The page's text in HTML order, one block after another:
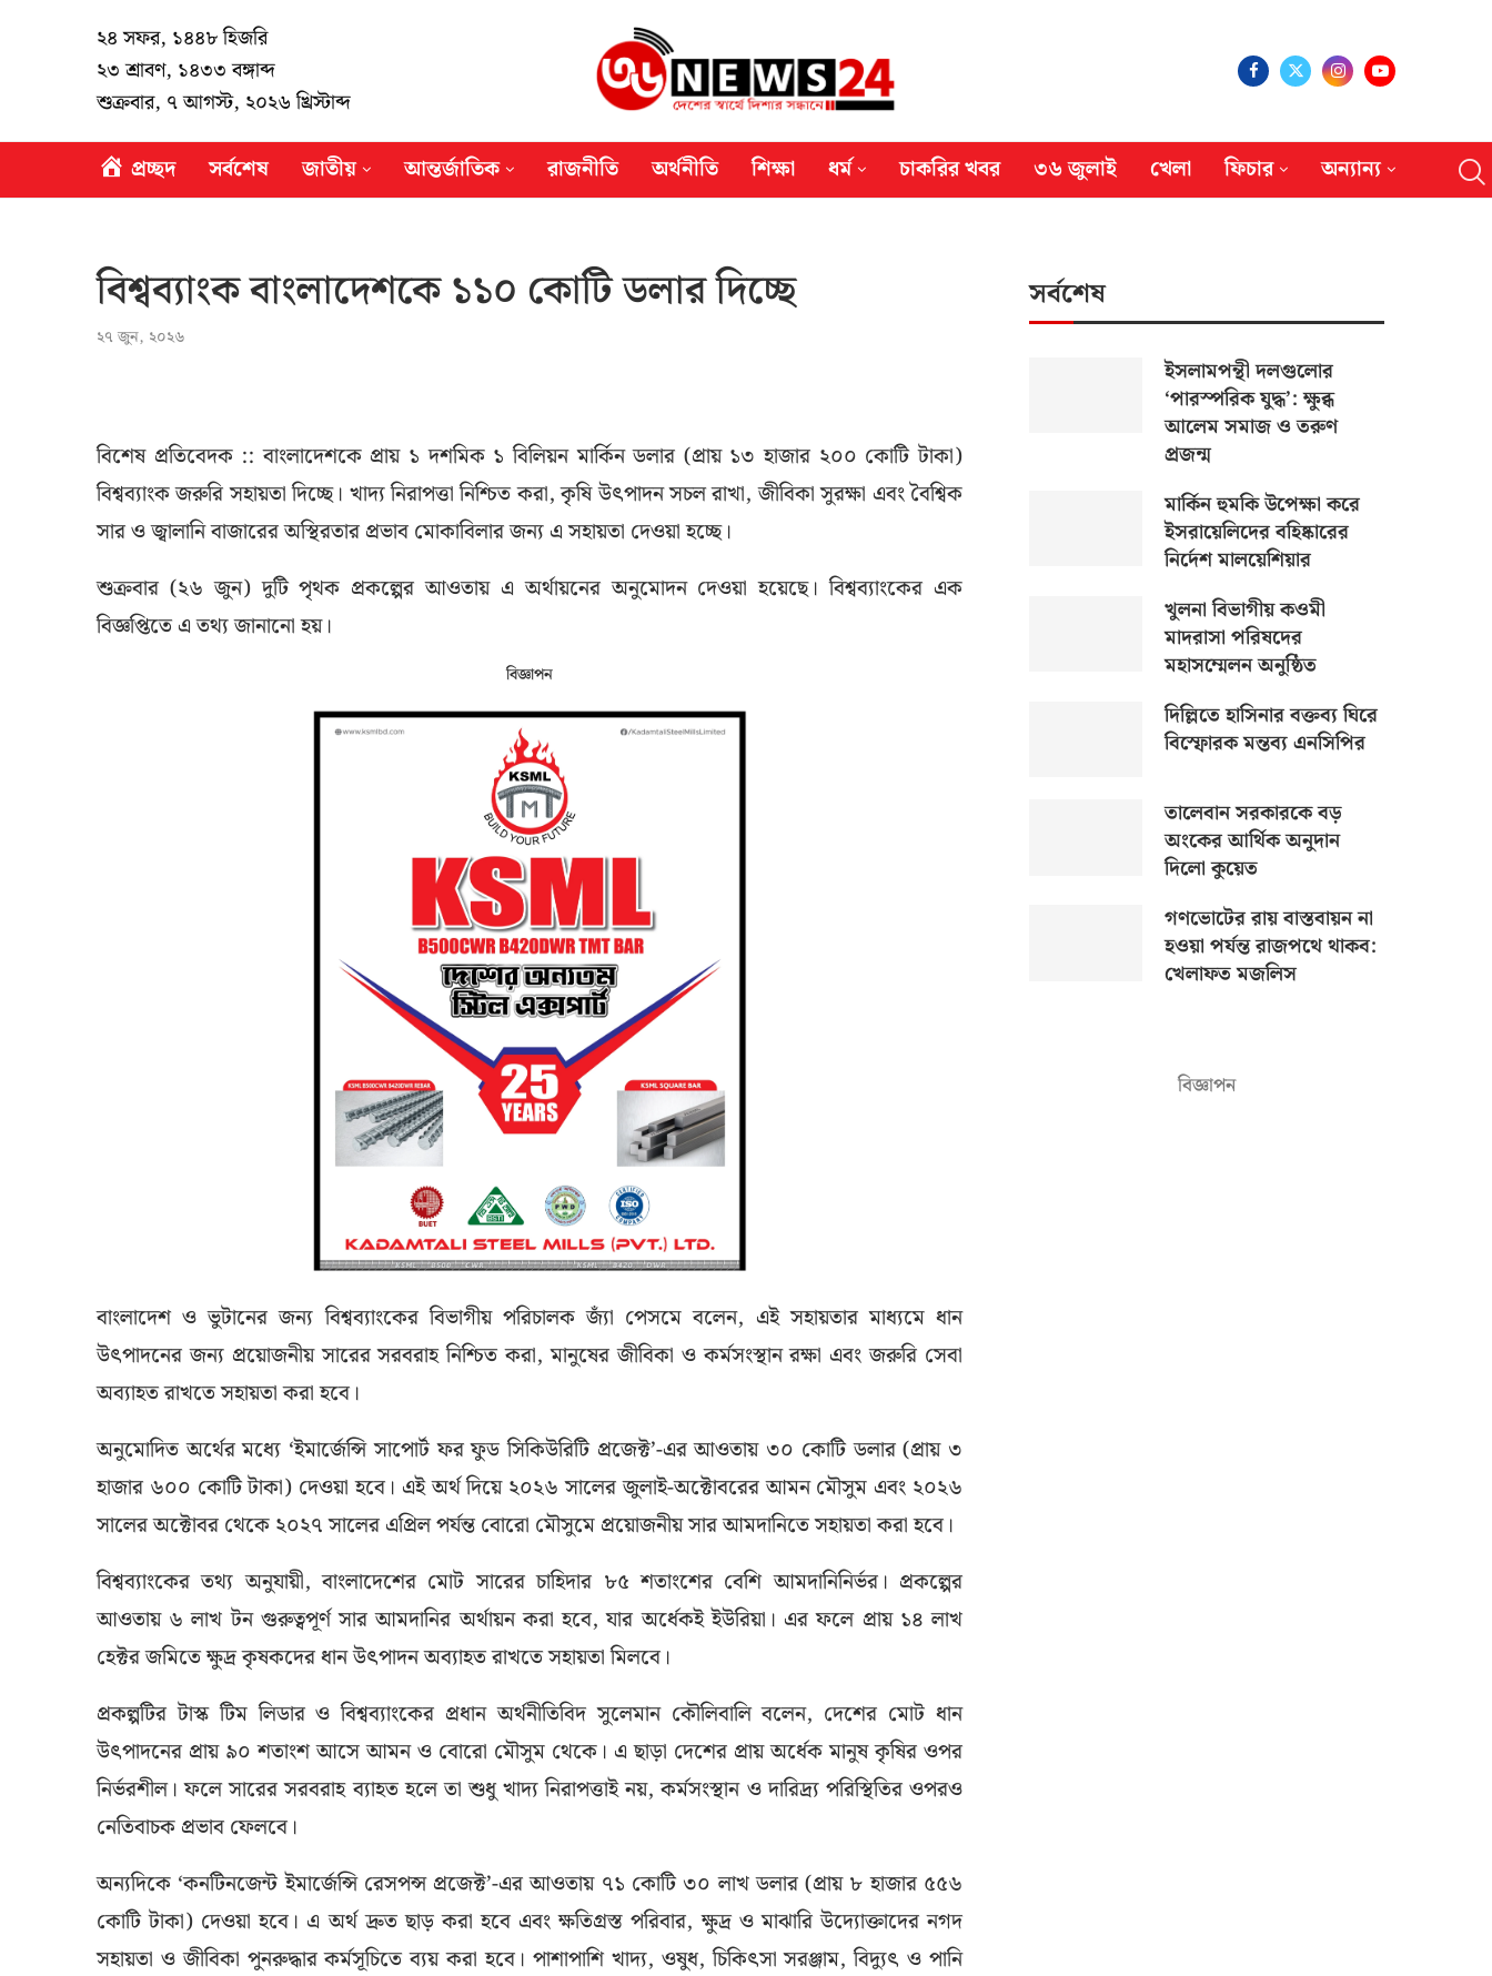
২৪ সফর, ১৪৪৮ হিজরি
২৩ শ্রাবণ, ১৪৩৩ বঙ্গাব্দ
শুক্রবার, ৭ আগস্ট, ২০২৬ খ্রিস্টাব্দ
প্রচ্ছদ সর্বশেষ জাতীয় আন্তর্জাতিক রাজনীতি অর্থনীতি শিক্ষা ধর্ম চাকরির খবর ৩৬ জুলাই খেলা ফিচার অন্যান্য
বিশ্বব্যাংক বাংলাদেশকে ১১০ কোটি ডলার দিচ্ছে
২৭ জুন, ২০২৬
বিশেষ প্রতিবেদক :: বাংলাদেশকে প্রায় ১ দশমিক ১ বিলিয়ন মার্কিন ডলার (প্রায় ১৩ হাজার ২০০ কোটি টাকা)
বিশ্বব্যাংক জরুরি সহায়তা দিচ্ছে। খাদ্য নিরাপত্তা নিশ্চিত করা, কৃষি উৎপাদন সচল রাখা, জীবিকা সুরক্ষা এবং বৈশ্বিক
সার ও জ্বালানি বাজারের অস্থিরতার প্রভাব মোকাবিলার জন্য এ সহায়তা দেওয়া হচ্ছে।
শুক্রবার (২৬ জুন) দুটি পৃথক প্রকল্পের আওতায় এ অর্থায়নের অনুমোদন দেওয়া হয়েছে। বিশ্বব্যাংকের এক
বিজ্ঞপ্তিতে এ তথ্য জানানো হয়।
বিজ্ঞাপন
বাংলাদেশ ও ভুটানের জন্য বিশ্বব্যাংকের বিভাগীয় পরিচালক জ্যাঁ পেসমে বলেন, এই সহায়তার মাধ্যমে ধান
উৎপাদনের জন্য প্রয়োজনীয় সারের সরবরাহ নিশ্চিত করা, মানুষের জীবিকা ও কর্মসংস্থান রক্ষা এবং জরুরি সেবা
অব্যাহত রাখতে সহায়তা করা হবে।
অনুমোদিত অর্থের মধ্যে ‘ইমার্জেন্সি সাপোর্ট ফর ফুড সিকিউরিটি প্রজেক্ট’-এর আওতায় ৩০ কোটি ডলার (প্রায় ৩
হাজার ৬০০ কোটি টাকা) দেওয়া হবে। এই অর্থ দিয়ে ২০২৬ সালের জুলাই-অক্টোবরের আমন মৌসুম এবং ২০২৬
সালের অক্টোবর থেকে ২০২৭ সালের এপ্রিল পর্যন্ত বোরো মৌসুমে প্রয়োজনীয় সার আমদানিতে সহায়তা করা হবে।
বিশ্বব্যাংকের তথ্য অনুযায়ী, বাংলাদেশের মোট সারের চাহিদার ৮৫ শতাংশের বেশি আমদানিনির্ভর। প্রকল্পের
আওতায় ৬ লাখ টন গুরুত্বপূর্ণ সার আমদানির অর্থায়ন করা হবে, যার অর্ধেকই ইউরিয়া। এর ফলে প্রায় ১৪ লাখ
হেক্টর জমিতে ক্ষুদ্র কৃষকদের ধান উৎপাদন অব্যাহত রাখতে সহায়তা মিলবে।
প্রকল্পটির টাস্ক টিম লিডার ও বিশ্বব্যাংকের প্রধান অর্থনীতিবিদ সুলেমান কৌলিবালি বলেন, দেশের মোট ধান
উৎপাদনের প্রায় ৯০ শতাংশ আসে আমন ও বোরো মৌসুম থেকে। এ ছাড়া দেশের প্রায় অর্ধেক মানুষ কৃষির ওপর
নির্ভরশীল। ফলে সারের সরবরাহ ব্যাহত হলে তা শুধু খাদ্য নিরাপত্তাই নয়, কর্মসংস্থান ও দারিদ্র্য পরিস্থিতির ওপরও
নেতিবাচক প্রভাব ফেলবে।
অন্যদিকে ‘কনটিনজেন্ট ইমার্জেন্সি রেসপন্স প্রজেক্ট’-এর আওতায় ৭১ কোটি ৩০ লাখ ডলার (প্রায় ৮ হাজার ৫৫৬
কোটি টাকা) দেওয়া হবে। এ অর্থ দ্রুত ছাড় করা হবে এবং ক্ষতিগ্রস্ত পরিবার, ক্ষুদ্র ও মাঝারি উদ্যোক্তাদের নগদ
সহায়তা ও জীবিকা পুনরুদ্ধার কর্মসূচিতে ব্যয় করা হবে। পাশাপাশি খাদ্য, ওষুধ, চিকিৎসা সরঞ্জাম, বিদ্যুৎ ও পানি
সর্বশেষ
ইসলামপন্থী দলগুলোর
‘পারস্পরিক যুদ্ধ’: ক্ষুব্ধ
আলেম সমাজ ও তরুণ
প্রজন্ম
মার্কিন হুমকি উপেক্ষা করে
ইসরায়েলিদের বহিষ্কারের
নির্দেশ মালয়েশিয়ার
খুলনা বিভাগীয় কওমী
মাদরাসা পরিষদের
মহাসম্মেলন অনুষ্ঠিত
দিল্লিতে হাসিনার বক্তব্য ঘিরে
বিস্ফোরক মন্তব্য এনসিপির
তালেবান সরকারকে বড়
অংকের আর্থিক অনুদান
দিলো কুয়েত
গণভোটের রায় বাস্তবায়ন না
হওয়া পর্যন্ত রাজপথে থাকব:
খেলাফত মজলিস
বিজ্ঞাপন